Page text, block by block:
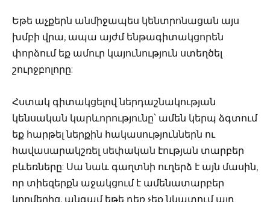
Եթե աչքերն անմիջապես կենտրոնացան այս
խմբի վրա, ապա այժմ ենթագիտակցորեն
փորձում եք ամուր կայունություն ստեղծել
շուրջբոլորը:
Հստակ գիտակցելով ներդաշնակության
կենսական կարևորությունը՝ ամեն կերպ ձգտում
եք հարթել ներքին հակասություններն ու
հավասարակշռել սեփական էության տարբեր
բևեռները: Սա նաև գաղտնի ուղերձ է այն մասին,
որ տիեզերքն աջակցում է ամենատարբեր
կողմերից, անգամ եթե դեռ չեք նկատում այդ